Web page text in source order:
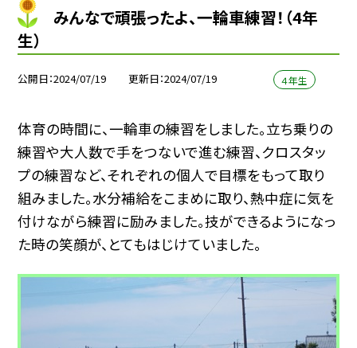
みんなで頑張ったよ、一輪車練習！（4年
生）
公開日 2024/07/19 更新日 2024/07/19 ４年生
体育の時間に、一輪車の練習をしました。立ち乗りの
練習や大人数で手をつないで進む練習、クロスタッ
プの練習など、それぞれの個人で目標をもって取り
組みました。水分補給をこまめに取り、熱中症に気を
付けながら練習に励みました。技ができるようになっ
た時の笑顔が、とてもはじけていました。